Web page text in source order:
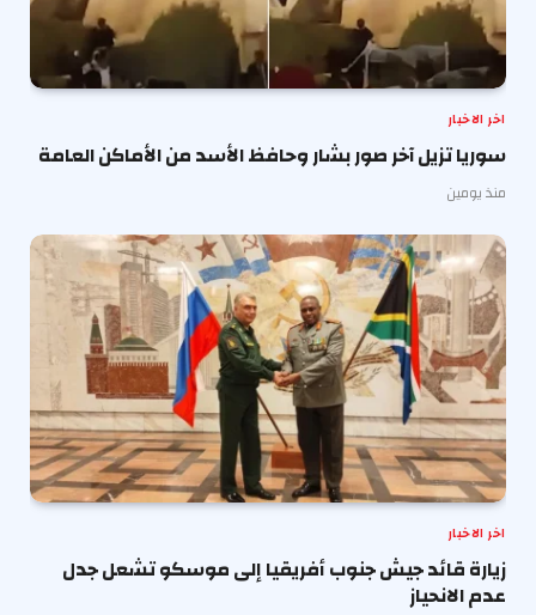
اخر الاخبار
سوريا تزيل آخر صور بشار وحافظ الأسد من الأماكن العامة
منذ يومين
اخر الاخبار
زيارة قائد جيش جنوب أفريقيا إلى موسكو تشعل جدل
عدم الانحياز